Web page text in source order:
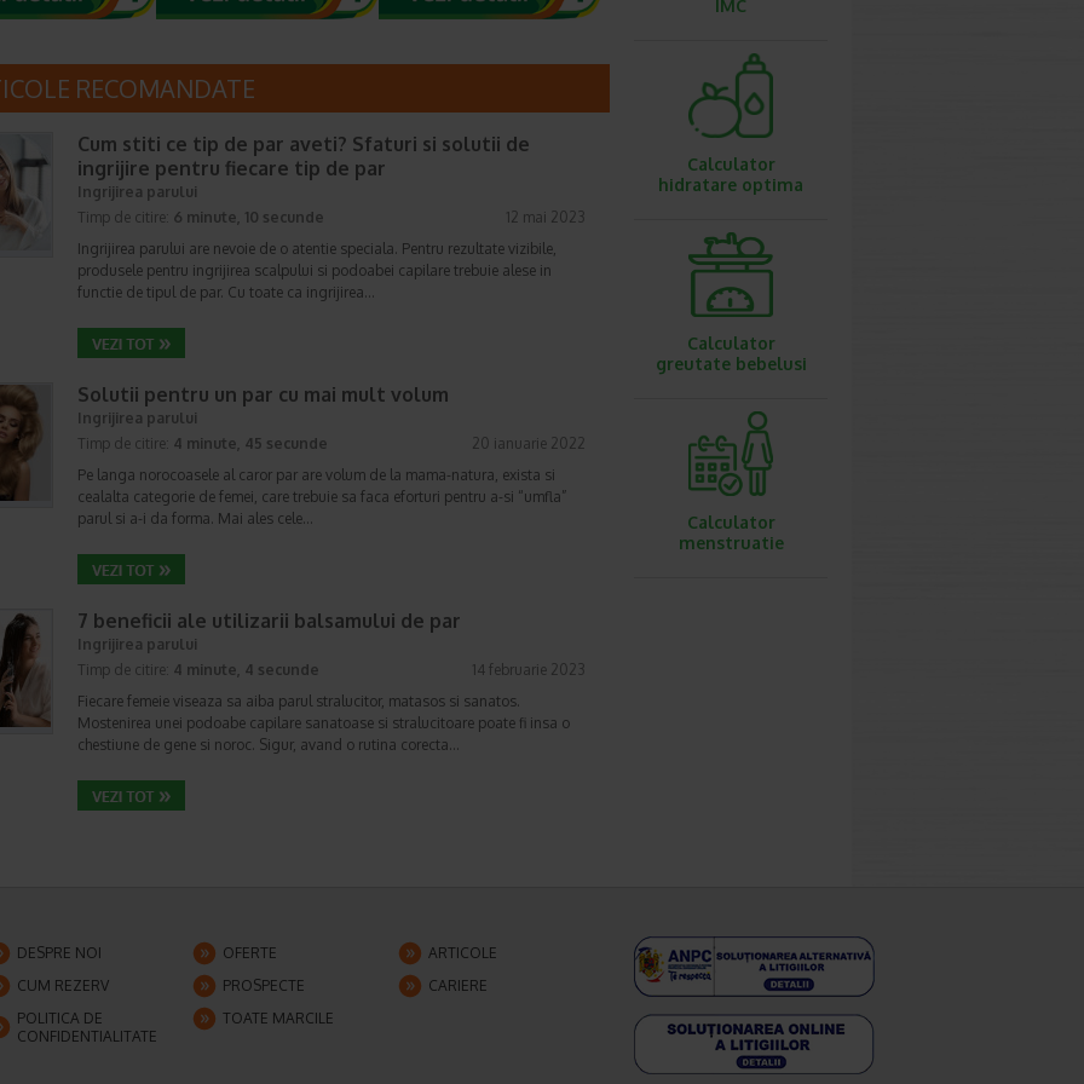
RECOMANDATE
Cum stiti ce tip de par aveti? Sfaturi si solutii de
ingrijire pentru fiecare tip de par
Ingrijirea parului
Timp de citire: 6 minute, 10 secunde
12 mai 2023
Ingrijirea parului are nevoie de o atentie speciala. Pentru rezultate vizibile,
produsele pentru ingrijirea scalpului si podoabei capilare trebuie alese in
functie de tipul de par. Cu toate ca ingrijirea…
Solutii pentru un par cu mai mult volum
Ingrijirea parului
Timp de citire: 4 minute, 45 secunde
20 ianuarie 2022
Pe langa norocoasele al caror par are volum de la mama-natura, exista si
cealalta categorie de femei, care trebuie sa faca eforturi pentru a-si “umfla”
parul si a-i da forma. Mai ales cele…
7 beneficii ale utilizarii balsamului de par
Ingrijirea parului
Timp de citire: 4 minute, 4 secunde
14 februarie 2023
Fiecare femeie viseaza sa aiba parul stralucitor, matasos si sanatos.
Mostenirea unei podoabe capilare sanatoase si stralucitoare poate fi insa o
chestiune de gene si noroc. Sigur, avand o rutina corecta…
IMC
Calculator
hidratare optima
Calculator
greutate bebelusi
Calculator
menstruatie
DESPRE NOI OFERTE
ARTICOLE
CUM REZERV
PROSPECTE
CARIERE
POLITICA DE
CONFIDENTIALITATE
TOATE MARCILE